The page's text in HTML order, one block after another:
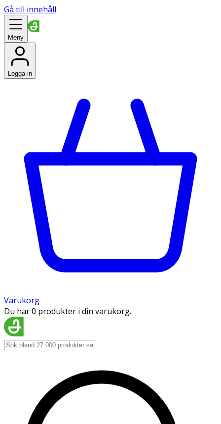
Gå till innehåll
Meny
Logga in
Varukorg
Du har 0 produkter i din varukorg.